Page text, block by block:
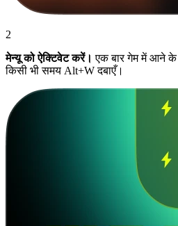
2
मेन्यू को ऐक्टिवेट करें। एक बार गेम में आने के
किसी भी समय Alt+W दबाएँ।